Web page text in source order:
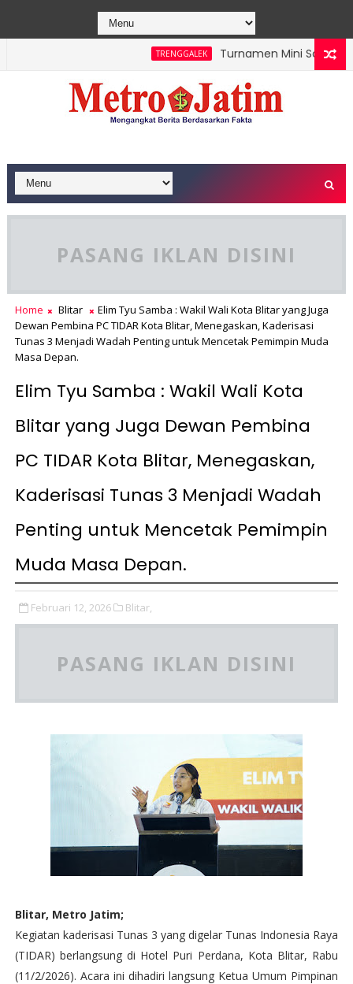
TRENGGALEK
Turnamen Mini Soccer
PASANG IKLAN DISINI
Home Blitar
Elim Tyu Samba : Wakil Wali Kota Blitar yang Juga
Dewan Pembina PC TIDAR Kota Blitar, Menegaskan, Kaderisasi
Tunas 3 Menjadi Wadah Penting untuk Mencetak Pemimpin Muda
Masa Depan.
Elim Tyu Samba : Wakil Wali Kota
Blitar yang Juga Dewan Pembina
PC TIDAR Kota Blitar, Menegaskan,
Kaderisasi Tunas 3 Menjadi Wadah
Penting untuk Mencetak Pemimpin
Muda Masa Depan.
Februari 12, 2026 Blitar,
PASANG IKLAN DISINI
Blitar, Metro Jatim;
Kegiatan kaderisasi Tunas 3 yang digelar Tunas Indonesia Raya
(TIDAR) berlangsung di Hotel Puri Perdana, Kota Blitar, Rabu
(11/2/2026). Acara ini dihadiri langsung Ketua Umum Pimpinan